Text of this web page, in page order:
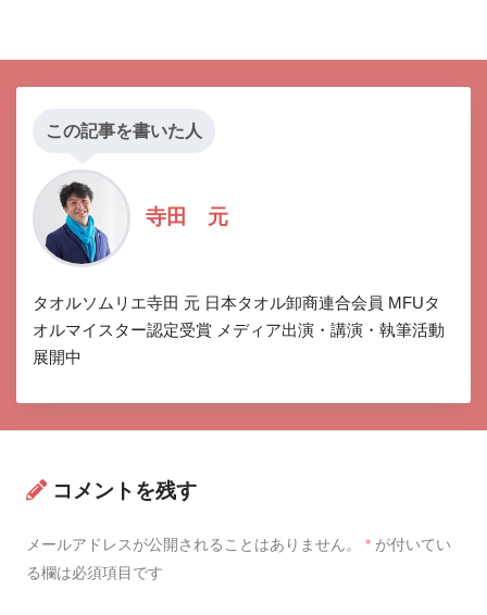
この記事を書いた人
寺田 元
タオルソムリエ寺田 元 日本タオル卸商連合会員 MFUタ
オルマイスター認定受賞 メディア出演・講演・執筆活動
展開中
コメントを残す
メールアドレスが公開されることはありません。 * が付いてい
る欄は必須項目です